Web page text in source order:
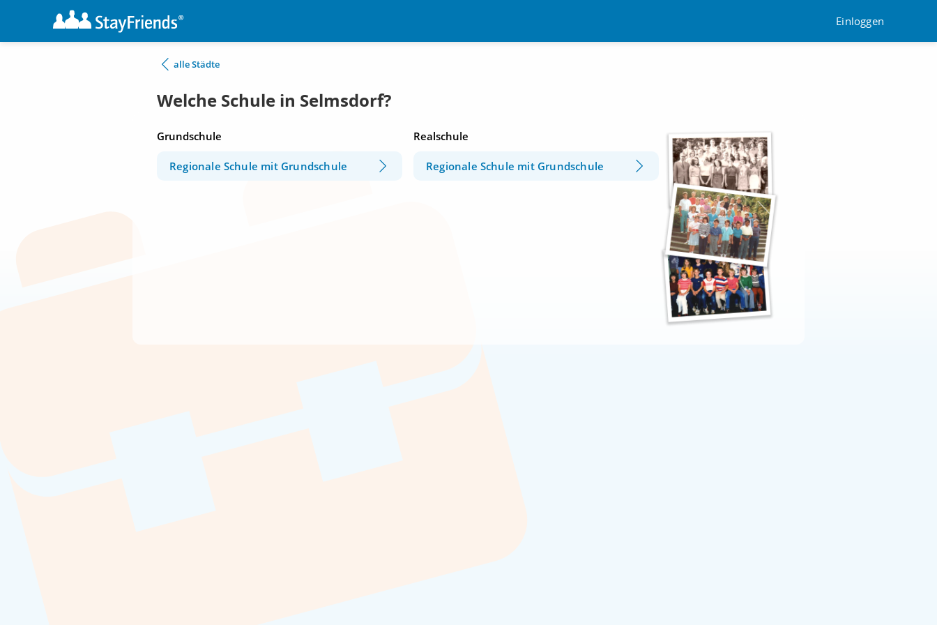
Einloggen
alle Städte
Welche Schule in Selmsdorf?
Grundschule
Regionale Schule mit Grundschule
Realschule
Regionale Schule mit Grundschule